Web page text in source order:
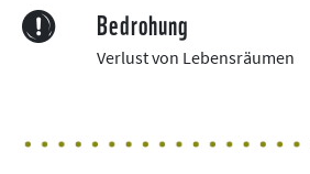
Bedrohung
Verlust von Lebensräumen